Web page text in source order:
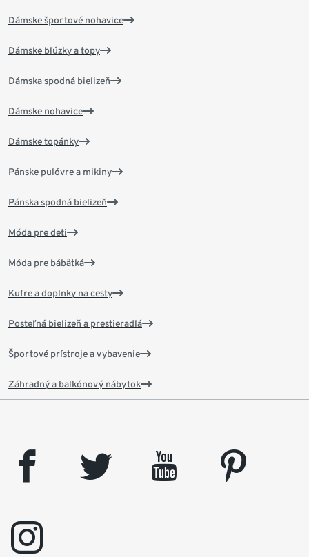
Dámske športové nohavice
Dámske blúzky a topy
Dámska spodná bielizeň
Dámske nohavice
Dámske topánky
Pánske pulóvre a mikiny
Pánska spodná bielizeň
Móda pre deti
Móda pre bábätká
Kufre a doplnky na cesty
Posteľná bielizeň a prestieradlá
Športové prístroje a vybavenie
Záhradný a balkónový nábytok
facebook twitter youtube
pinterest
instagram